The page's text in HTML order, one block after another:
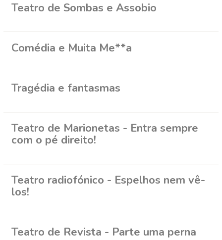
Teatro de Sombas e Assobio
Comédia e Muita Me**a
Tragédia e fantasmas
Teatro de Marionetas - Entra sempre
com o pé direito!
Teatro radiofónico - Espelhos nem vê-
los!
Teatro de Revista - Parte uma perna